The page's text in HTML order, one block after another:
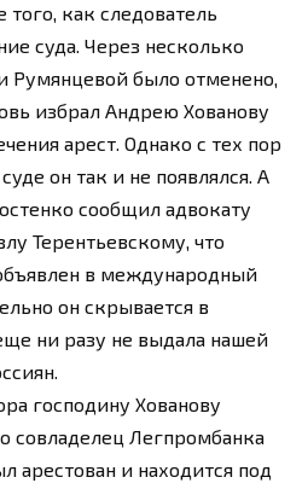
того, как следователь
суда. Через несколько
Румянцевой было отменено,
избрал Андрею Хованову
арест. Однако с тех пор
он так и не появлялся. А
сообщил адвокату
Терентьевскому, что
в международный
он скрывается в
ни разу не выдала нашей
господину Хованову
совладелец Легпромбанка
арестован и находится под